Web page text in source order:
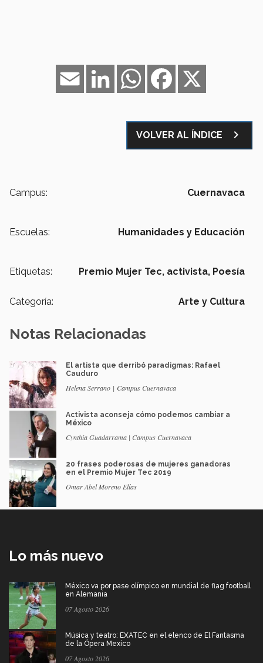
Facebook
WhatsApp
LinkedIn
Email
VOLVER AL ÍNDICE navigate_next
Campus: Cuernavaca
Escuelas: Humanidades y Educación
Etiquetas: Premio Mujer Tec, activista, Poesía
Categoría: Arte y Cultura
Notas Relacionadas
El artista que derribó paradigmas: Rafael
Cauduro
Helena Serrano | Campus Cuernavaca
Activista aconseja cómo podemos cambiar a
México
Cynthia Guadarrama | Campus Cuernavaca
20 frases poderosas de mujeres ganadoras
en el Premio Mujer Tec 2019
Omar Abel Moreno Elías
Lo más nuevo
México va por pase olímpico en mundial de flag football
en Alemania
07 Agosto 2026
Música y teatro: EXATEC en el elenco de El Fantasma
de la Ópera Mexico
07 Agosto 2026